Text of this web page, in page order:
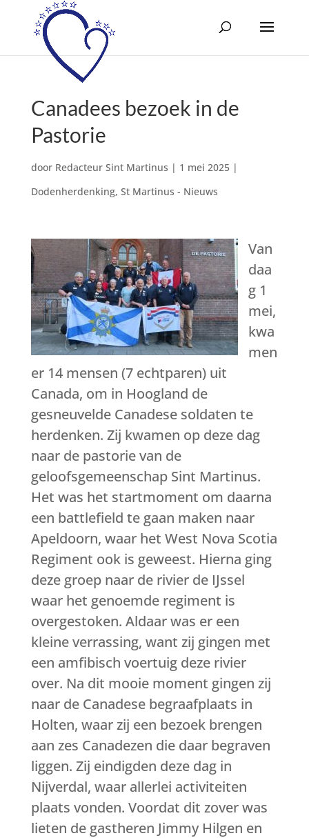
Canadees bezoek in de
Pastorie
door Redacteur Sint Martinus | 1 mei 2025|
Dodenherdenking, St Martinus - Nieuws
Van
daa
g 1
mei,
kwa
men
er 14 mensen (7 echtparen) uit
Canada, om in Hoogland de
gesneuvelde Canadese soldaten te
herdenken. Zij kwamen op deze dag
naar de pastorie van de
geloofsgemeenschap Sint Martinus.
Het was het startmoment om daarna
een battlefield te gaan maken naar
Apeldoorn, waar het West Nova Scotia
Regiment ook is geweest. Hierna ging
deze groep naar de rivier de IJssel
waar het genoemde regiment is
overgestoken. Aldaar was er een
kleine verrassing, want zij gingen met
een amfibisch voertuig deze rivier
over. Na dit mooie moment gingen zij
naar de Canadese begraafplaats in
Holten, waar zij een bezoek brengen
aan zes Canadezen die daar begraven
liggen. Zij eindigden deze dag in
Nijverdal, waar allerlei activiteiten
plaats vonden. Voordat dit zover was
lieten de gastheren Jimmy Hilgen en